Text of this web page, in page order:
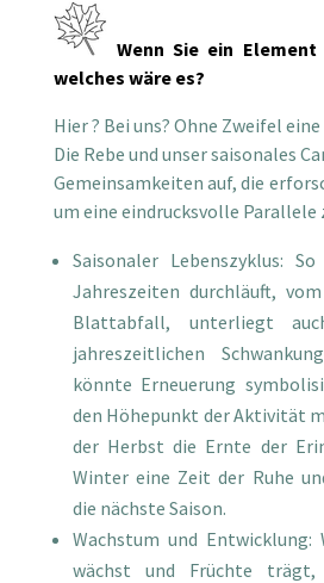
Wenn Sie ein
welches wäre es?
Hier ? Bei uns? Ohne Zweifel eine
Die Rebe und unser saisonales
Gemeinsamkeiten auf, die
um eine eindrucksvolle Parallele
Saisonaler Lebenszyklus:
Jahreszeiten durchläuft,
Blattabfall, unterliegt
jahreszeitlichen
könnte Erneuerung
den Höhepunkt der Aktivität
der Herbst die Ernte der
Winter eine Zeit der Ruhe
die nächste Saison.
Wachstum und Entwicklung:
wächst und Früchte